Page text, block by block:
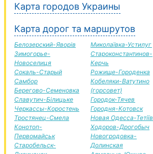
Карта городов Украины
Карта дорог та маршрутов
Белозерский-Яворів
Зимогорье-
Новоселиця
Сокаль-Старый
Самбор
Берегово-Семеновка
Славутич-Білицьке
Черкассы-Коростень
Тростянец-Смела
Конотоп-
Первомайськ
Старобельск-
Миколаївка-Устилуг
Староконстантинов-
Керчь
Рожище-Городенка
Кобеляки-Ватутино
(горсовет)
Городок-Тячев
Городня-Котовск
Новая Одесса-Тетіїв
Ходоров-Дрогобыч
Новогродовка-
Долинская